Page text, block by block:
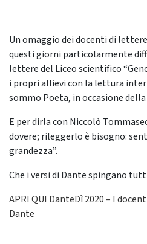
Un omaggio dei docenti di
questi giorni particolarmente
lettere del Liceo scientifico
i propri allievi con la lettura
sommo Poeta, in occasione
E per dirla con Niccolò
dovere; rileggerlo è bisogno:
grandezza”.
Che i versi di Dante spingano
APRI QUI DanteDì 2020 – I
Dante